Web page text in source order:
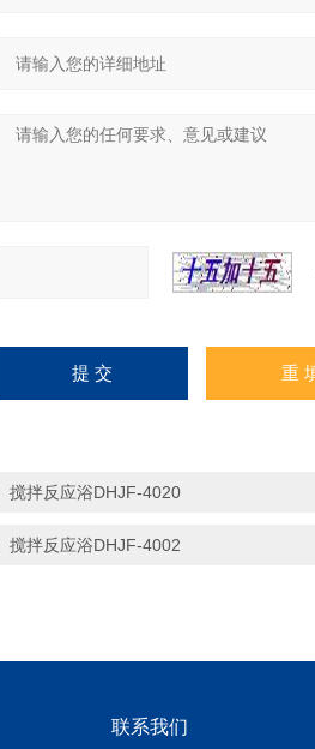
搅拌反应浴DHJF-4020
搅拌反应浴DHJF-4002
联系我们